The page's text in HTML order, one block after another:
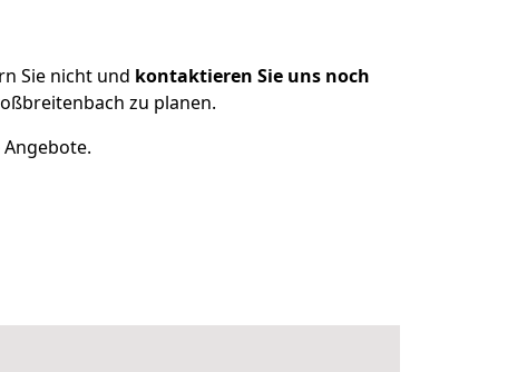
Sie nicht und kontaktieren Sie uns noch
zu planen.